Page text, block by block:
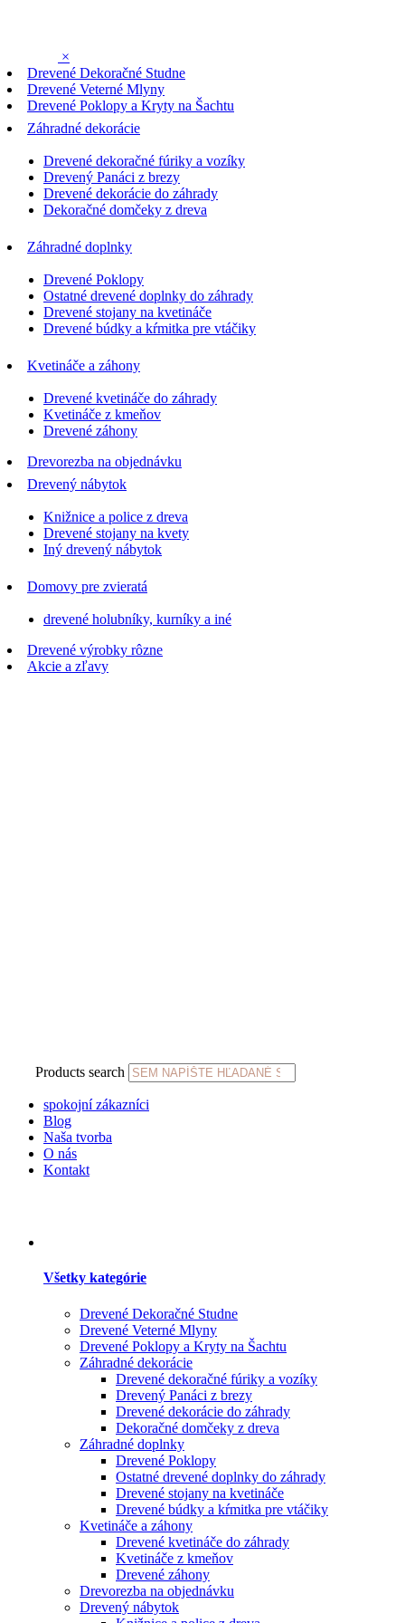
×
Drevené Dekoračné Studne
Drevené Veterné Mlyny
Drevené Poklopy a Kryty na Šachtu
Záhradné dekorácie
Drevené dekoračné fúriky a vozíky
Drevený Panáci z brezy
Drevené dekorácie do záhrady
Dekoračné domčeky z dreva
Záhradné doplnky
Drevené Poklopy
Ostatné drevené doplnky do záhrady
Drevené stojany na kvetináče
Drevené búdky a kŕmitka pre vtáčiky
Kvetináče a záhony
Drevené kvetináče do záhrady
Kvetináče z kmeňov
Drevené záhony
Drevorezba na objednávku
Drevený nábytok
Knižnice a police z dreva
Drevené stojany na kvety
Iný drevený nábytok
Domovy pre zvieratá
drevené holubníky, kurníky a iné
Drevené výrobky rôzne
Akcie a zľavy
Products search
spokojní zákazníci
Blog
Naša tvorba
O nás
Kontakt
Všetky kategórie
Drevené Dekoračné Studne
Drevené Veterné Mlyny
Drevené Poklopy a Kryty na Šachtu
Záhradné dekorácie
Drevené dekoračné fúriky a vozíky
Drevený Panáci z brezy
Drevené dekorácie do záhrady
Dekoračné domčeky z dreva
Záhradné doplnky
Drevené Poklopy
Ostatné drevené doplnky do záhrady
Drevené stojany na kvetináče
Drevené búdky a kŕmitka pre vtáčiky
Kvetináče a záhony
Drevené kvetináče do záhrady
Kvetináče z kmeňov
Drevené záhony
Drevorezba na objednávku
Drevený nábytok